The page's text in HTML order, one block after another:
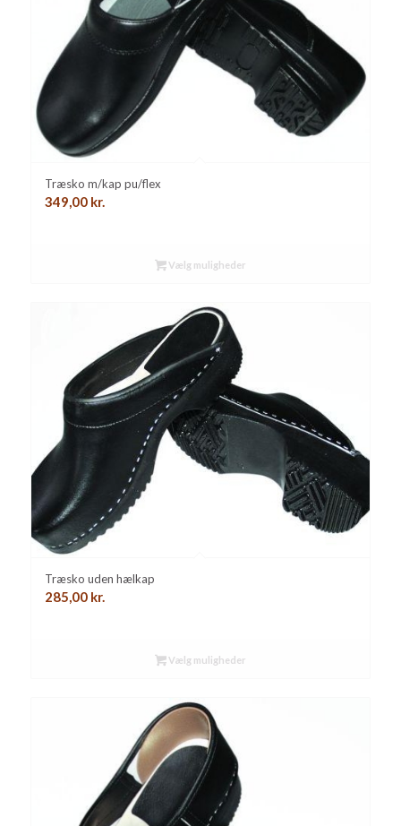
Træsko m/kap pu/flex
349,00 kr.
Vælg muligheder
Træsko uden hælkap
285,00 kr.
Vælg muligheder